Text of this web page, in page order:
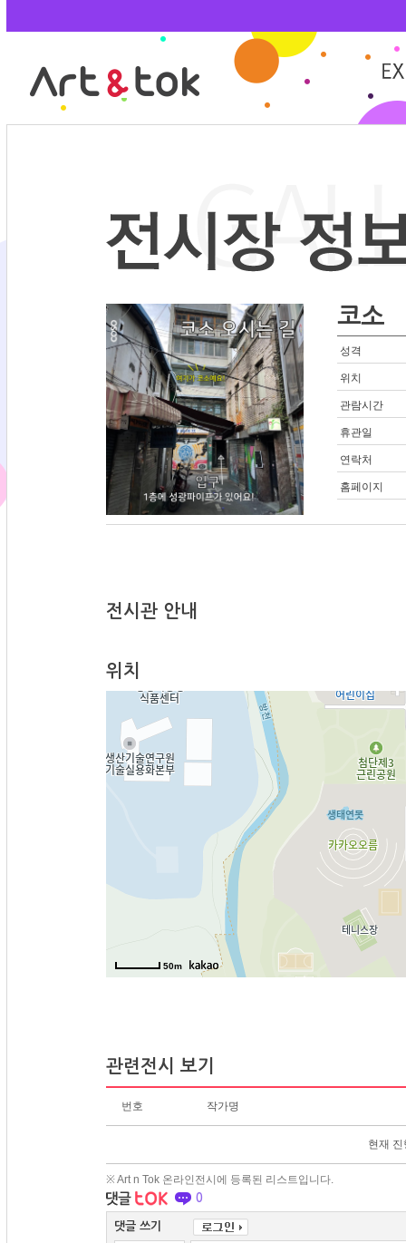
코소
성격
위치
관람시간
휴관일
연락처
홈페이지
전시관 안내
위치
50m
관련전시 보기
번호 작가명
현재
※ Art n Tok 온라인전시에 등록된 리스트입니다.
0
댓글 쓰기